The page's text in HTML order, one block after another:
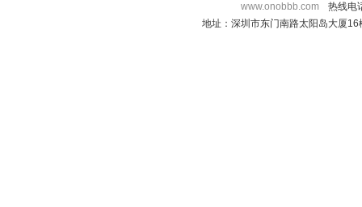
www.onobbb.com
热线电
地址：深圳市东门南路太阳岛大厦